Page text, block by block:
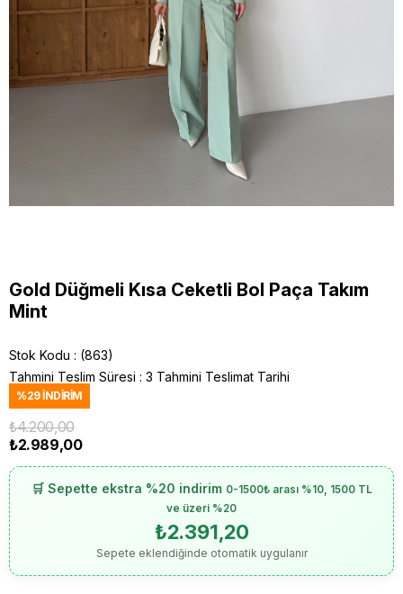
Gold Düğmeli Kısa Ceketli Bol Paça Takım
Mint
Stok Kodu
(863)
Tahmini Teslim Süresi : 3 Tahmini Teslimat Tarihi
%29İNDIRIM
₺4.200,00
₺2.989,00
🛒 Sepette ekstra %20 indirim 0-1500₺ arası %10, 1500 TL
ve üzeri %20
₺2.391,20
Sepete eklendiğinde otomatik uygulanır